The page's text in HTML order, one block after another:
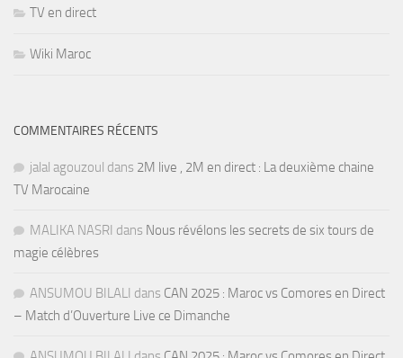
TV en direct
Wiki Maroc
COMMENTAIRES RÉCENTS
jalal agouzoul dans 2M live , 2M en direct : La deuxième chaine
TV Marocaine
MALIKA NASRI dans Nous révélons les secrets de six tours de
magie célèbres
ANSUMOU BILALI dans CAN 2025 : Maroc vs Comores en Direct
– Match d’Ouverture Live ce Dimanche